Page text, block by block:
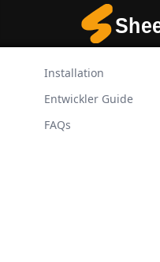
Installation
Declaration
Entwickler Guide
HTML-Konverter
FAQs